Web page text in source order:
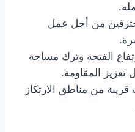
من أجل عمل
الفتحة وترك مساحة
المقاومة.
من مناطق الارتكاز